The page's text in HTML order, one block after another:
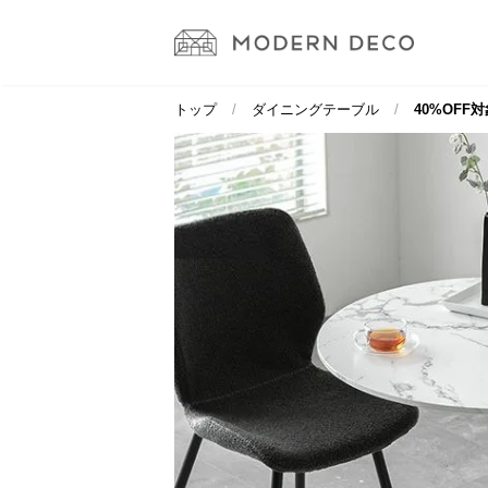
トップ ダイニングテーブル 40%OFF